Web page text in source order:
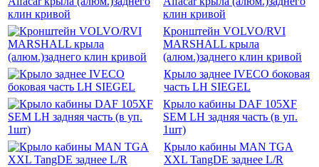
клин кривой
Кронштейн VOLVO/RVI
MARSHALL крыла
(алюм.)заднего клин кривой
Крыло заднее IVECO боковая
часть LH SIEGEL
Крыло кабины DAF 105XF
SEM LH задняя часть (в уп.
1шт)
Крыло кабины MAN TGA
XXL TangDE заднее L/R